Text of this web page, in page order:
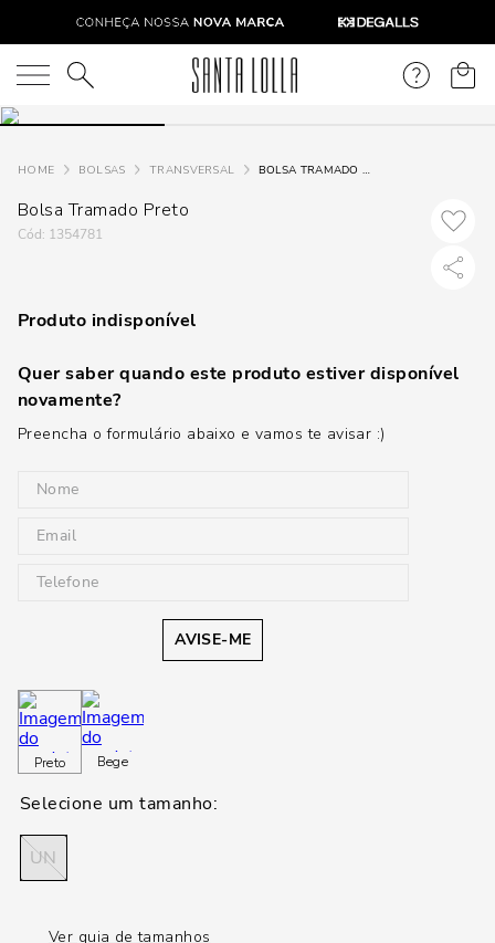
O que você está procurando?
BOLSAS TRANSVERSAL BOLSA TRAMADO PRETO
Bolsa Tramado Preto
: 1354781
Produto indisponível
Quer saber quando este produto estiver disponível
novamente?
Preencha o formulário abaixo e vamos te avisar :)
AVISE-ME
Preto Bege
UN
Ver guia de tamanhos